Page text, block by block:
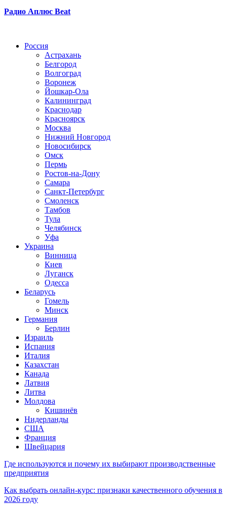
Радио Аплюс Beat
Россия
Астрахань
Белгород
Волгоград
Воронеж
Йошкар-Ола
Калининград
Краснодар
Красноярск
Москва
Нижний Новгород
Новосибирск
Омск
Пермь
Ростов-на-Дону
Самара
Санкт-Петербург
Смоленск
Тамбов
Тула
Челябинск
Уфа
Украина
Винница
Киев
Луганск
Одесса
Беларусь
Гомель
Минск
Германия
Берлин
Израиль
Испания
Италия
Казахстан
Канада
Латвия
Литва
Молдова
Кишинёв
Нидерланды
США
Франция
Швейцария
Где используются и почему их выбирают производственные
предприятия
Как выбрать онлайн-курс: признаки качественного обучения в
2026 году